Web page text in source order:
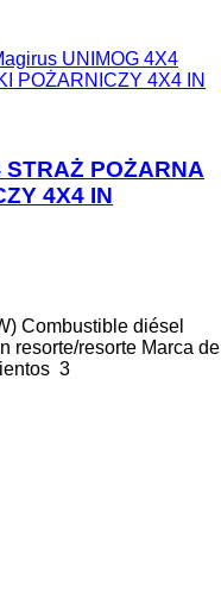
UNIMOG 4X4
POŻARNICZY 4X4 IN
POŻARNA
4X4 IN
Combustible diésel
resorte/resorte Marca de
3